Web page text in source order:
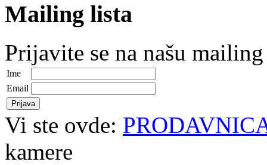
Mailing lista
Prijavite se na našu
Ime
Email
Vi ste ovde:
kamere